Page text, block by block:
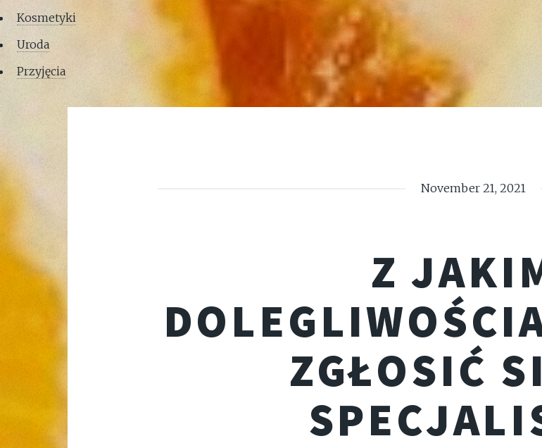
Kosmetyki
Uroda
Przyjęcia
November 21, 2021
Z
ZGŁOSIĆ